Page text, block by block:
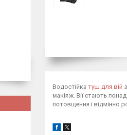
Водостійка туш для вій
макіяж. Вії стають
потовщення і відмінно